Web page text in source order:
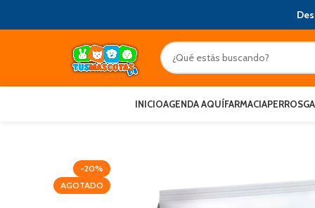
INICIOAGENDA AQUÍFARMACIAPERROS
-20%
AGOTADO